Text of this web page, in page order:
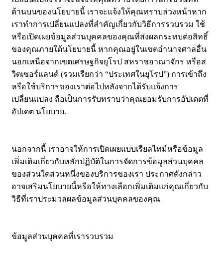
ด้านบนของนโยบายนี้ เราจะแจ้งให้คุณทราบล่วงหน้าหาก
เราทำการเปลี่ยนแปลงที่สำคัญเกี่ยวกับวิธีการรวบรวม ใช้
หรือเปิดเผยข้อมูลส่วนบุคคลของคุณที่ส่งผลกระทบต่อสิทธิ์
ของคุณภายใต้นโยบายนี้ หากคุณอยู่ในเขตอำนาจศาลอื่น
นอกเหนือจากเขตเศรษฐกิจยุโรป สหราชอาณาจักร หรือส
วิตเซอร์แลนด์ (รวมเรียกว่า “ประเทศในยุโรป”) การเข้าถึง
หรือใช้บริการของเราต่อไปหลังจากได้รับแจ้งการ
เปลี่ยนแปลง ถือเป็นการรับทราบว่าคุณยอมรับการอัปเดตที่
อัปเดต นโยบาย.
นอกจากนี้ เราอาจให้การเปิดเผยแบบเรียลไทม์หรือข้อมูล
เพิ่มเติมเกี่ยวกับหลักปฏิบัติในการจัดการข้อมูลส่วนบุคคล
ของส่วนใดส่วนหนึ่งของบริการของเรา ประกาศดังกล่าว
อาจเสริมนโยบายนี้หรือให้ทางเลือกเพิ่มเติมแก่คุณเกี่ยวกับ
วิธีที่เราประมวลผลข้อมูลส่วนบุคคลของคุณ
ข้อมูลส่วนบุคคลที่เรารวบรวม